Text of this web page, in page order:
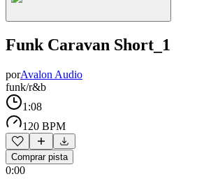
Funk Caravan Short_1
porAvalon Audio
funk/r&b
1:08
120 BPM
Comprar pista
0:00